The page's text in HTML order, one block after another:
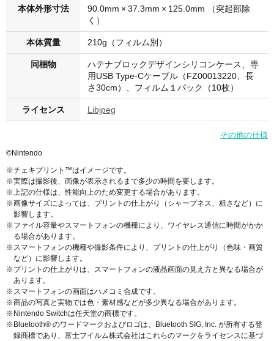
本体外形寸法
90.0mm × 37.3mm × 125.0mm （突起部除
く）
本体質量 210g（フィルム別）
同梱物
ハテナブロックデザインシリコンケース、専
用USB Type-Cケーブル（FZ00013220、長
さ30cm）、フィルム１パック（10枚）
ライセンス Libjpeg
その他の仕様
©Nintendo
※チェキプリント™はイメージです。
※実際は撮影後、画像が表示されるまで多少の時間を要します。
※上記の仕様は、性能向上のため変更する場合があります。
※画像サイズによっては、プリントの仕上がり（シャープネス、粗さなど）に
影響します。
※ファイル容量やスマートフォンの機種により、ワイヤレス通信に時間がかか
る場合があります。
※スマートフォンの機種や撮影条件により、プリントの仕上がり（色味・画質
など）に影響します。
※プリントの仕上がりは、スマートフォンの液晶画面の見え方と異なる場合が
あります。
※スマートフォンの画面はハメコミ合成です。
※商品の写真と実物では色・素材感などが多少異なる場合があります。
※Nintendo Switchは任天堂の商標です。
※Bluetooth® のワードマークおよびロゴは、Bluetooth SIG, Inc. が所有する登
録商標であり、富士フイルム株式会社はこれらのマークをライセンスに基づ